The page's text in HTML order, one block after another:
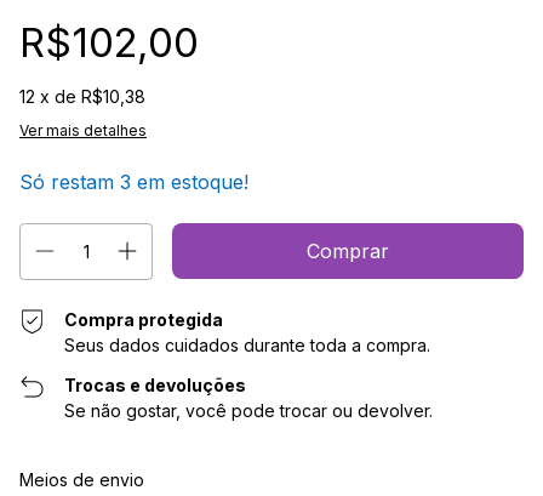
R$102,00
12 x de R$10,38
Ver mais detalhes
Só restam 3 em estoque!
Compra protegida
Seus dados cuidados durante toda a compra.
Trocas e devoluções
Se não gostar, você pode trocar ou devolver.
Entregas para o CEP:
Meios de envio